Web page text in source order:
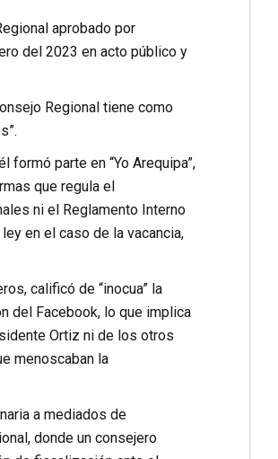
aprobado por
del 2023 en acto público y
Regional tiene como
parte en “Yo Arequipa”,
que regula el
ni el Reglamento Interno
en el caso de la vacancia,
calificó de “inocua” la
del Facebook, lo que implica
Ortiz ni de los otros
menoscaban la
a mediados de
donde un consejero